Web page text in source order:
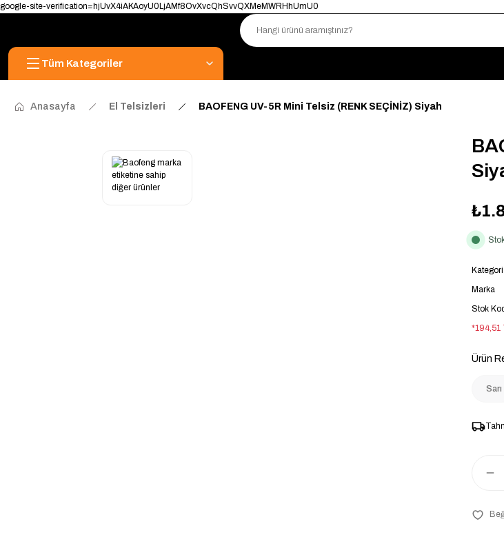
google-site-verification=hjUvX4iAKAoyU0LjAMf8OvXvcQhSvvQXMeMWRHhUmU0
Uygun Fiyat · Hızlı
Tüm Kategoriler
Anasayfa El Telsizleri BAOFENG UV-5R Mini Telsiz (RENK SEÇİNİZ) Siyah
Kategori
Marka
Stok
*194,51
Ürün
Sarı